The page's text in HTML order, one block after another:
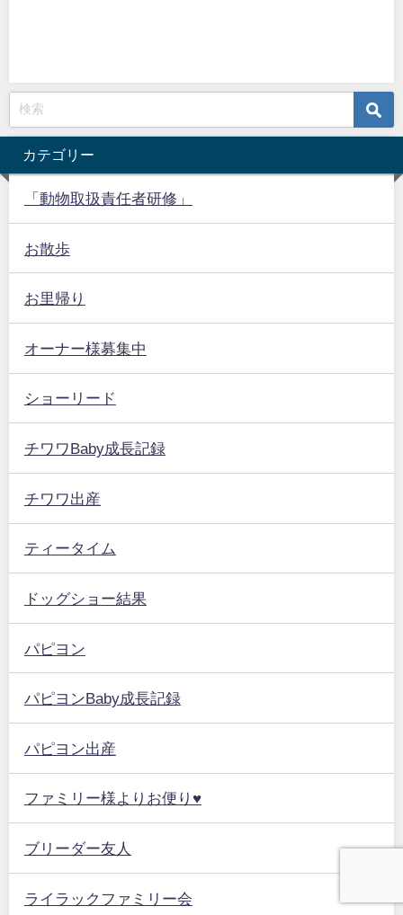
カテゴリー
「動物取扱責任者研修」
お散歩
お里帰り
オーナー様募集中
ショーリード
チワワBaby成長記録
チワワ出産
ティータイム
ドッグショー結果
パピヨン
パピヨンBaby成長記録
パピヨン出産
ファミリー様よりお便り♥
ブリーダー友人
ライラックファミリー会